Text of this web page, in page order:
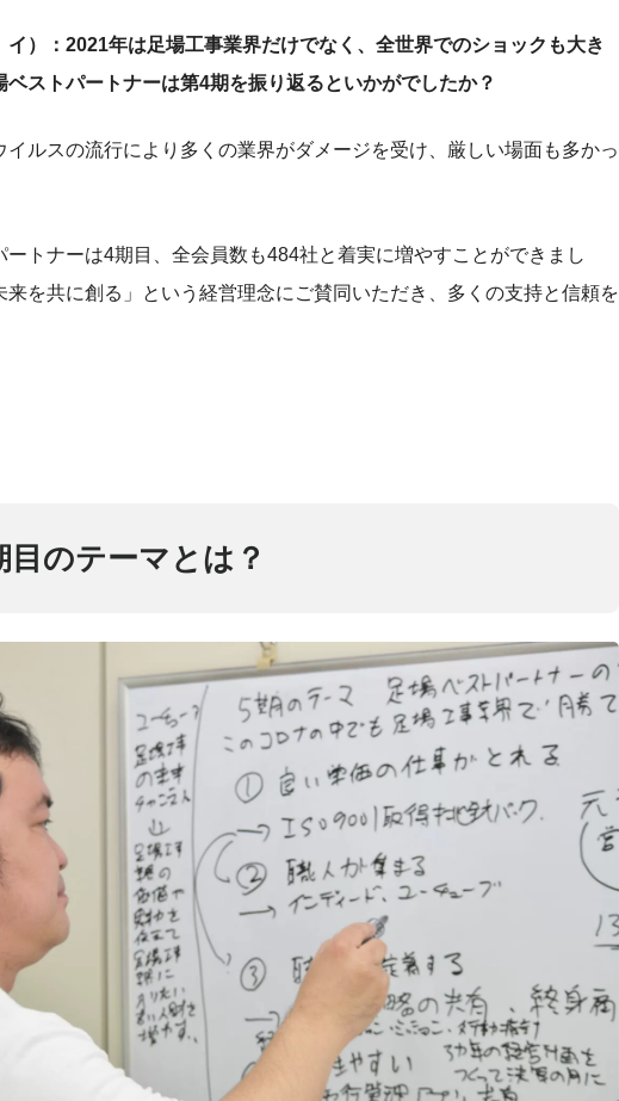
イ）：2021年は足場工事業界だけでなく、全世界でのショックも大き
ストパートナーは第4期を振り返るといかがでしたか？
ルスの流行により多くの業界がダメージを受け、厳しい場面も多かっ
ートナーは4期目、全会員数も484社と着実に増やすことができまし
来を共に創る」という経営理念にご賛同いただき、多くの支持と信頼を
目のテーマとは？